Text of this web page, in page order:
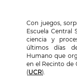
Con juegos,
Escuela Central
ciencia y
últimos días
Humano que
en el Recinto de
(UCR).